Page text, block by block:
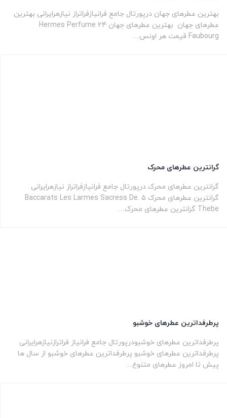
بهترین عطرهای جهان درپورتال جامع فرانیازفراتراز نیازهرایرانی بهترین
عطرهای جهان بهترین عطرهای جهان Hermes Perfume 24
Faubourg قیمت هر اونس…
گرانترین عطرهای محرک
گرانترین عطرهای محرک درپورتال جامع فرانیازفراتراز نیازهرایرانی
گرانترین عطرهای محرک ۵ .Baccarats Les Larmes Sacress De
Thebe گرانترین عطرهای محرک…
پرطرفداترین عطرهای خوشبو
پرطرفداترین عطرهای خوشبودرپورتال جامع فرانیاز فراترازنیازهرایرانی
پرطرفداترین عطرهای خوشبو پرطرفداترین عطرهای خوشبو از سال ها
پیش تا امروز عطرهای متنوع…